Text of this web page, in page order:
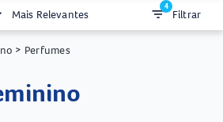
Mais Relevantes filter_list4
Filtrar
> Perfumes